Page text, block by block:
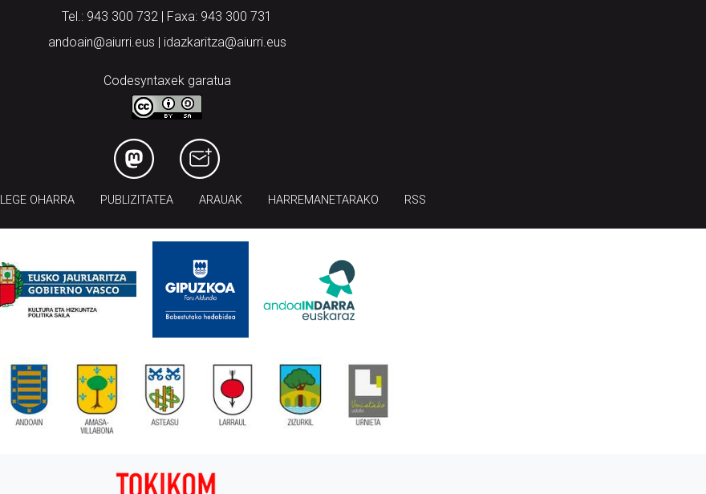
Tel.: 943 300 732 | Faxa: 943 300 731
andoain@aiurri.eus | idazkaritza@aiurri.eus
Codesyntaxek garatua
LEGE OHARRA PUBLIZITATEA ARAUAK HARREMANETARAKO RSS